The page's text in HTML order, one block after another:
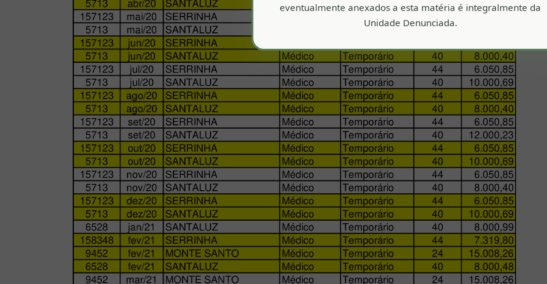
eventualmente anexados a esta matéria é integralmente da
Unidade Denunciada.